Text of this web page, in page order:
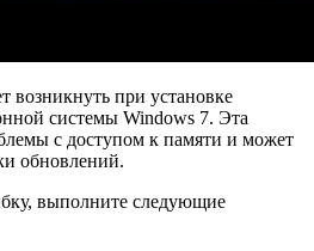
при установке
системы Windows 7. Эта
с доступом к памяти и может
обновлений.
выполните следующие